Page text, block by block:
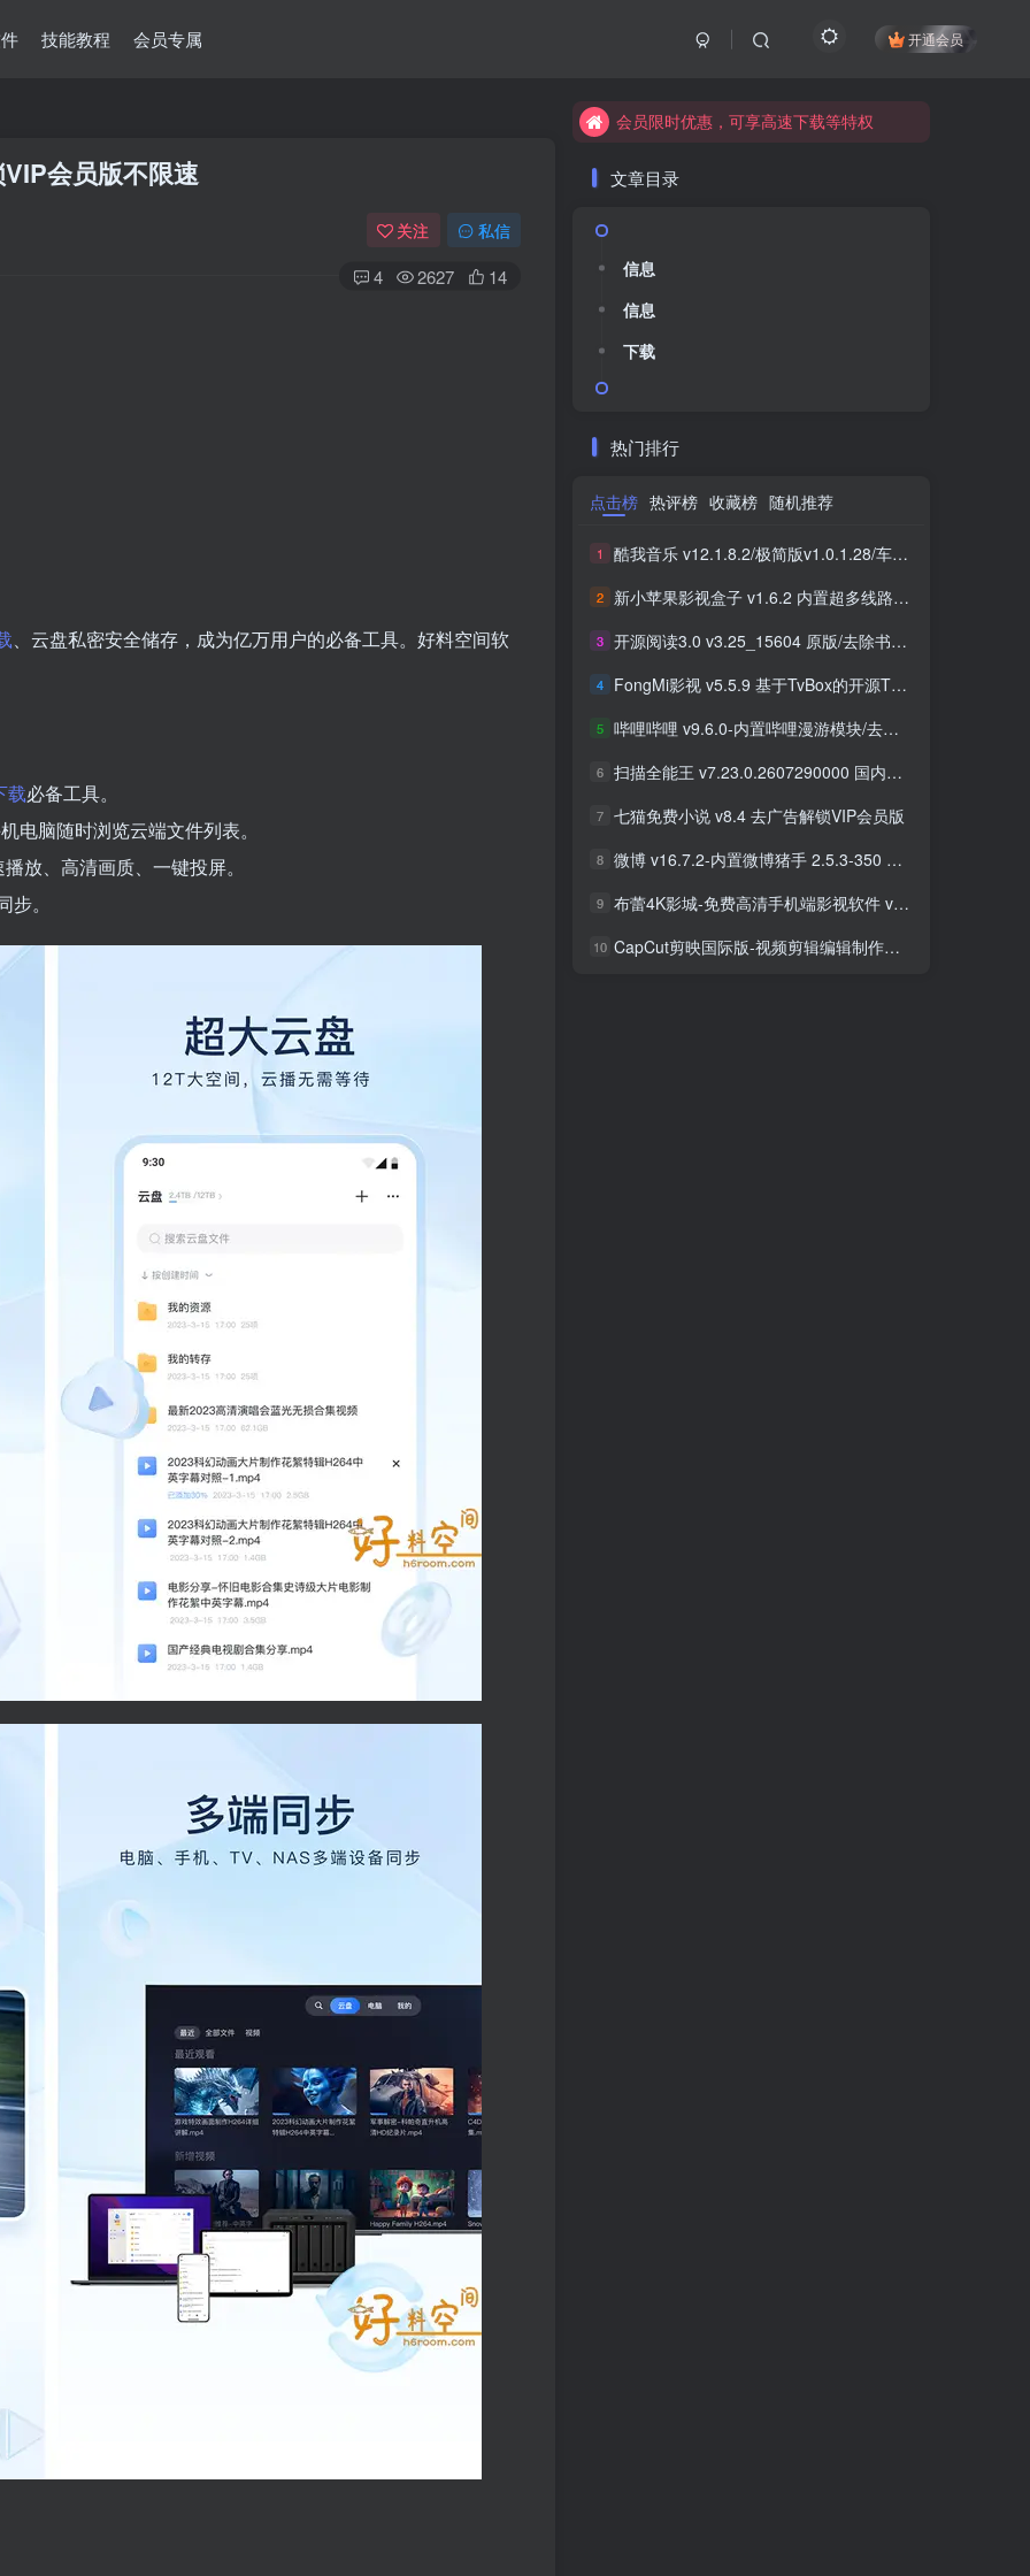
技能教程 会员专属 开通会员
会员版不限速
关注 私信
4 2627 14
、云盘私密安全储存，成为亿万用户的必备工具。好料空间软
载必备工具。
电脑随时浏览云端文件列表。
放、高清画质、一键投屏。
。
会员限时优惠，可享高速下载等特权
文章目录
信息
信息
下载
热门排行
点击榜 热评榜 收藏榜 随机推荐
1 酷我音乐 v12.1.8.2/极简版v1.0.1.28/车机版v7.6.2.21 去广告解锁会员版最新可用版
2 新小苹果影视盒子 v1.6.2 内置超多线路 免捐赠版
3 开源阅读3.0 v3.25_15604 原版/去除书源限制/内置书源版 及 2025.09月书源
4 FongMi影视 v5.5.9 基于TvBox的开源TV盒子&安卓影视播放器
5 哔哩哔哩 v9.6.0-内置哔哩漫游模块/去广告精简优化版
6 扫描全能王 v7.23.0.2607290000 国内版/国际版 解锁本地会员
7 七猫免费小说 v8.4 去广告解锁VIP会员版
8 微博 v16.7.2-内置微博猪手 2.5.3-350 去广告净化模块-支持安卓15
9 布蕾4K影城-免费高清手机端影视软件 v3.5.1 去广告纯净版
10 CapCut剪映国际版-视频剪辑编辑制作工具 v18.8.0 解锁专业版
会员限时优惠，可享高速下载等特权
会员限时优惠，可享高速下载等特权
信息
信息
下载
点击榜 热评榜 收藏榜 随机推荐
1 酷我音乐 v12.1.8.2/极简版v1.0.1.28/车机版v7.6.2.21 去广告解锁会员版最新可用版
2 新小苹果影视盒子 v1.6.2 内置超多线路 免捐赠版
3 开源阅读3.0 v3.25_15604 原版/去除书源限制/内置书源版 及 2025.09月书源
4 FongMi影视 v5.5.9 基于TvBox的开源TV盒子&安卓影视播放器
5 哔哩哔哩 v9.6.0-内置哔哩漫游模块/去广告精简优化版
6 扫描全能王 v7.23.0.2607290000 国内版/国际版 解锁本地会员
7 七猫免费小说 v8.4 去广告解锁VIP会员版
8 微博 v16.7.2-内置微博猪手 2.5.3-350 去广告净化模块-支持安卓15
9 布蕾4K影城-免费高清手机端影视软件 v3.5.1 去广告纯净版
10 CapCut剪映国际版-视频剪辑编辑制作工具 v18.8.0 解锁专业版